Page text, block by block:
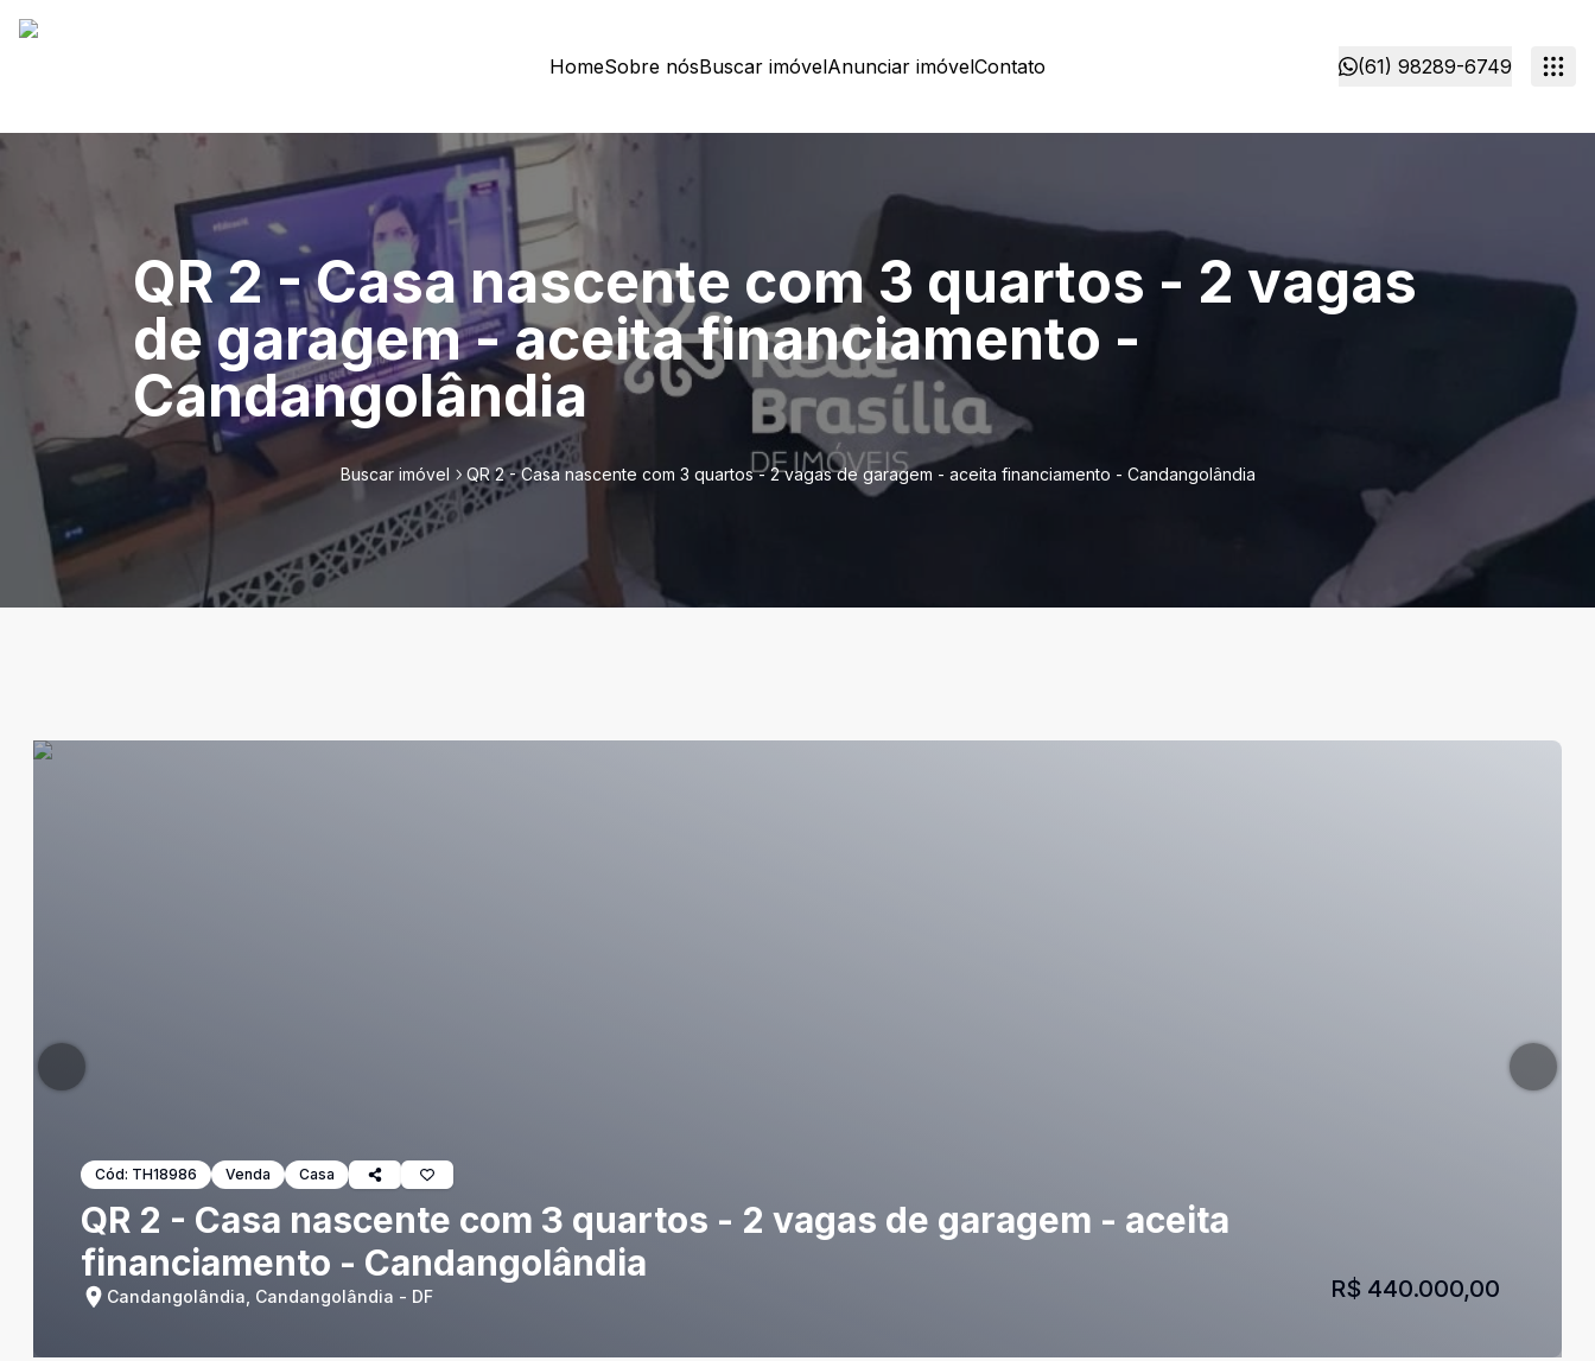
HomeSobre nósBuscar imóvelAnunciar imóvelContato (61) 98289-6749
QR 2 - Casa nascente com 3 quartos - 2 vagas
de garagem - aceita financiamento -
Candangolândia
Buscar imóvel QR 2 - Casa nascente com 3 quartos - 2 vagas de garagem - aceita financiamento - Candangolândia
Cód: TH18986 Venda Casa
QR 2 - Casa nascente com 3 quartos - 2 vagas de garagem - aceita
financiamento - Candangolândia
Candangolândia, Candangolândia - DF R$ 440.000,00